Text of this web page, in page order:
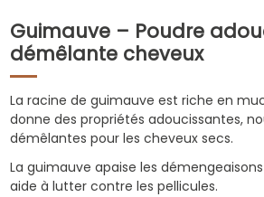
Guimauve – Poudre
démêlante cheveux
La racine de guimauve est riche en
donne des propriétés adoucissantes,
démêlantes pour les cheveux secs.
La guimauve apaise les
aide à lutter contre les pellicules.